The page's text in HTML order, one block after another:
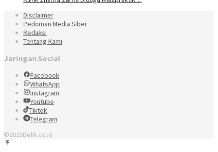
Disclaimer
Pedoman Media Siber
Redaksi
Tentang Kami
Jaringan Social
Facebook
WhatsApp
Instagram
Youtube
Tiktok
Telegram
©2025Delik.co.id